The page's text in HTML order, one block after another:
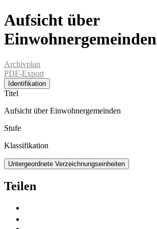
Aufsicht über
Einwohnergemeinden
Archivplan
PDF-Export
Identifikation
Titel
Aufsicht über Einwohnergemeinden
Stufe
Klassifikation
Untergeordnete Verzeichnungseinheiten
Teilen